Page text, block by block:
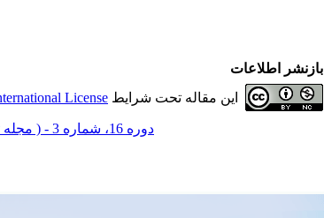
بازنشر اطلاعات
این مقاله تحت شرایط License
دوره 16، شماره 3 - ( مجله تحقیق در علوم دندانپزشکی پاییز 1398 )